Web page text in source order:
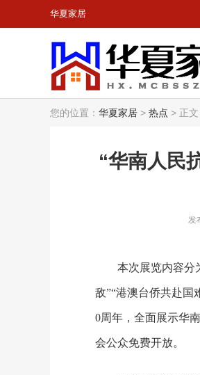
华夏家居
您的位置： 华夏家居 > 热点 > 正文
“华南人民
发
本次展览内容分
敌”“港澳台侨共赴国
0周年，全面展示华
会公众免费开放。